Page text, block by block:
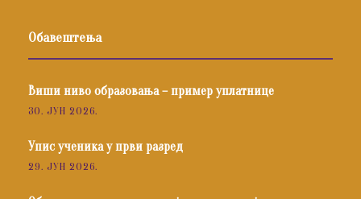
Обавештења
Виши ниво образовања – пример уплатнице
30. ЈУН 2026.
Упис ученика у први разред
29. ЈУН 2026.